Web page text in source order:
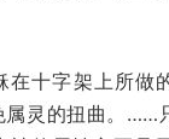
在十字架上所
灵的扭曲。……